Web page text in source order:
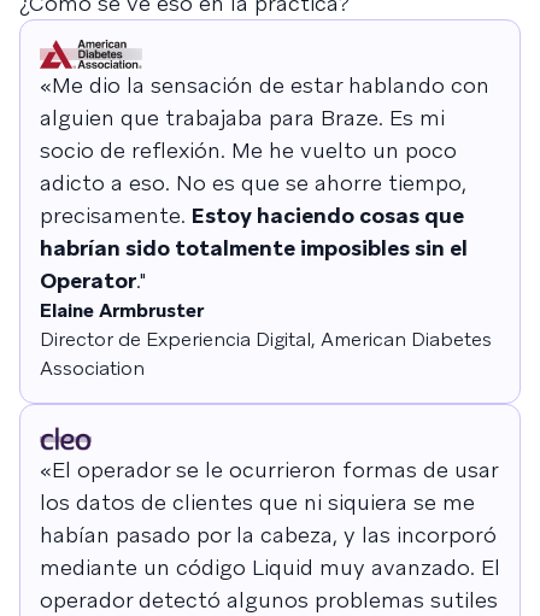
«Me dio la sensación de estar hablando con
alguien que trabajaba para Braze. Es mi
socio de reflexión. Me he vuelto un poco
adicto a eso. No es que se ahorre tiempo,
precisamente. Estoy haciendo cosas que
habrían sido totalmente imposibles sin el
Operator."
Elaine Armbruster
Director de Experiencia Digital, American Diabetes
Association
«El operador se le ocurrieron formas de usar
los datos de clientes que ni siquiera se me
habían pasado por la cabeza, y las incorporó
mediante un código Liquid muy avanzado. El
operador detectó algunos problemas sutiles